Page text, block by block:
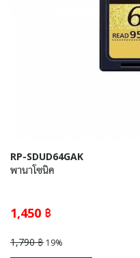
RP-SDUD64GAK
พานาโซนิค
1,450 ฿
1,790 ฿ 19%